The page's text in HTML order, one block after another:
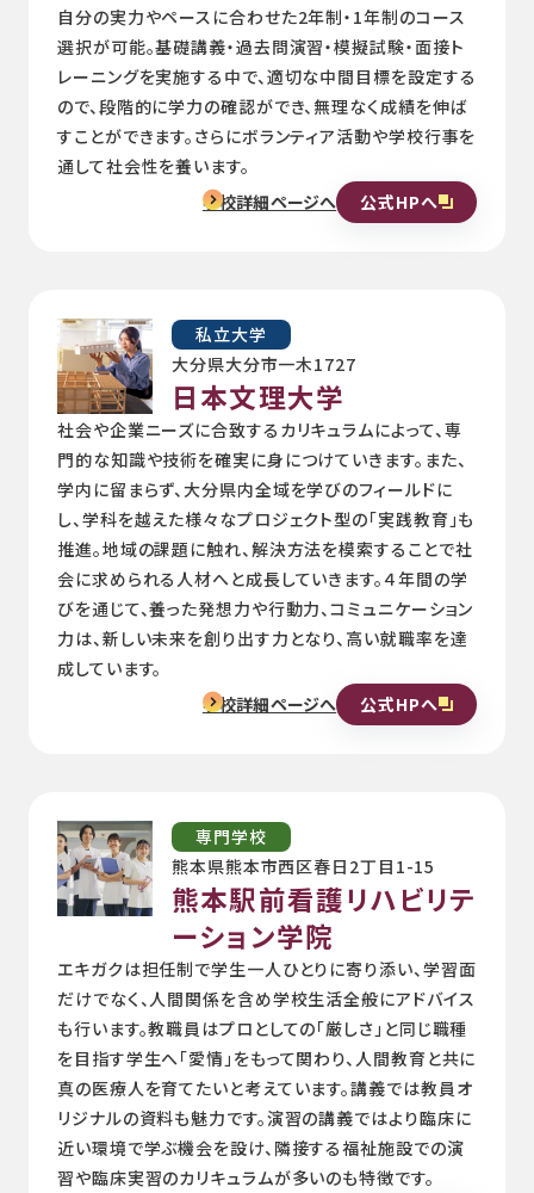
自分の実力やペースに合わせた2年制・1年制のコース
選択が可能。基礎講義・過去問演習・模擬試験・面接ト
レーニングを実施する中で、適切な中間目標を設定する
ので、段階的に学力の確認ができ、無理なく成績を伸ば
すことができます。さらにボランティア活動や学校行事を
通して社会性を養います。
学校詳細ページへ
公式HPへ
私立大学
大分県大分市一木1727
日本文理大学
社会や企業ニーズに合致するカリキュラムによって、専
門的な知識や技術を確実に身につけていきます。また、
学内に留まらず、大分県内全域を学びのフィールドに
し、学科を越えた様々なプロジェクト型の「実践教育」も
推進。地域の課題に触れ、解決方法を模索することで社
会に求められる人材へと成長していきます。４年間の学
びを通じて、養った発想力や行動力、コミュニケーション
力は、新しい未来を創り出す力となり、高い就職率を達
成しています。
学校詳細ページへ
公式HPへ
専門学校
熊本県熊本市西区春日2丁目1-15
熊本駅前看護リハビリテ
ーション学院
エキガクは担任制で学生一人ひとりに寄り添い、学習面
だけでなく、人間関係を含め学校生活全般にアドバイス
も行います。教職員はプロとしての「厳しさ」と同じ職種
を目指す学生へ「愛情」をもって関わり、人間教育と共に
真の医療人を育てたいと考えています。講義では教員オ
リジナルの資料も魅力です。演習の講義ではより臨床に
近い環境で学ぶ機会を設け、隣接する福祉施設での演
習や臨床実習のカリキュラムが多いのも特徴です。